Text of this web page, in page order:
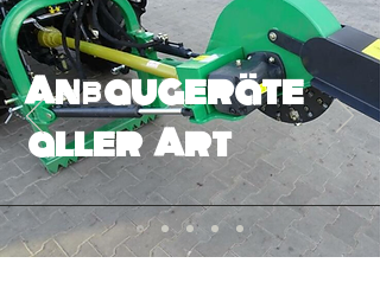
Anbaugeräte
aller Art